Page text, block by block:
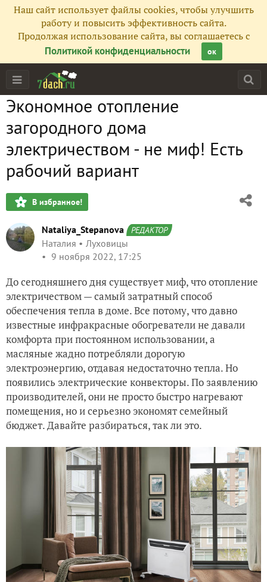
Наш сайт использует файлы cookies, чтобы улучшить
работу и повысить эффективность сайта.
Продолжая использование сайта, вы соглашаетесь с
Политикой конфиденциальности
ок
Экономное отопление
загородного дома
электричеством - не миф! Есть
рабочий вариант
В избранное!
Nataliya_Stepanova РЕДАКТОР
Наталия
Луховицы
9 ноября 2022, 17:25
До сегодняшнего дня существует миф, что отопление
электричеством — самый затратный способ
обеспечения тепла в доме. Все потому, что давно
известные инфракрасные обогреватели не давали
комфорта при постоянном использовании, а
масляные жадно потребляли дорогую
электроэнергию, отдавая недостаточно тепла. Но
появились электрические конвекторы. По заявлению
производителей, они не просто быстро нагревают
помещения, но и серьезно экономят семейный
бюджет. Давайте разбираться, так ли это.